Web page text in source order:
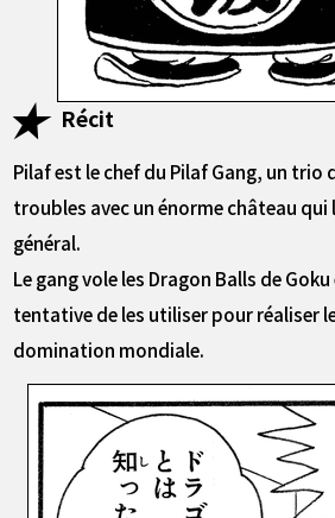
Récit
Pilaf est le chef du Pilaf Gang, un trio
troubles avec un énorme château
général.
Le gang vole les Dragon Balls de
tentative de les utiliser pour réaliser
domination mondiale.